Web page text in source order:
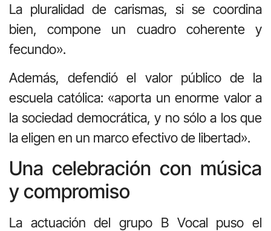
La pluralidad de carismas, si se coordina
bien, compone un cuadro coherente y
fecundo».
Además, defendió el valor público de la
escuela católica: «aporta un enorme valor a
la sociedad democrática, y no sólo a los que
la eligen en un marco efectivo de libertad».
Una celebración con música
y compromiso
La actuación del grupo B Vocal puso el